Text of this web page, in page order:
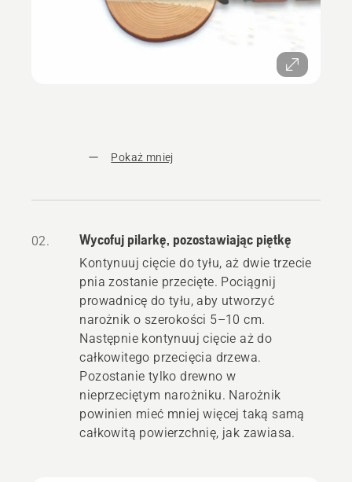
Pokaż mniej
02. Wycofuj pilarkę, pozostawiając piętkę
Kontynuuj cięcie do tyłu, aż dwie trzecie
pnia zostanie przecięte. Pociągnij
prowadnicę do tyłu, aby utworzyć
narożnik o szerokości 5–10 cm.
Następnie kontynuuj cięcie aż do
całkowitego przecięcia drzewa.
Pozostanie tylko drewno w
nieprzeciętym narożniku. Narożnik
powinien mieć mniej więcej taką samą
całkowitą powierzchnię, jak zawiasa.